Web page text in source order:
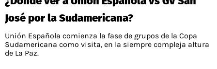
José por la Sudamericana?
Unión Española comienza la fase de grupos de la Copa
Sudamericana como visita, en la siempre compleja altura
de La Paz.